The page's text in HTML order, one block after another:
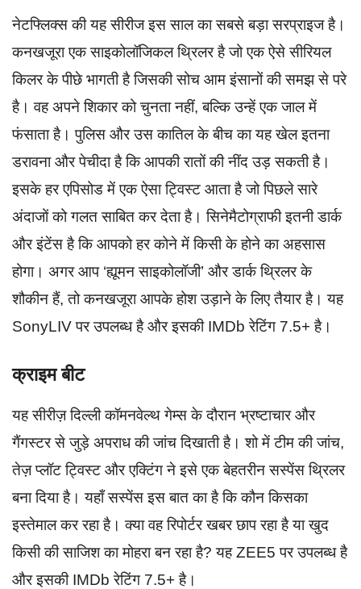
नेटफ्लिक्स की यह सीरीज इस साल का सबसे बड़ा सरप्राइज है।
कनखजूरा एक साइकोलॉजिकल थ्रिलर है जो एक ऐसे सीरियल
किलर के पीछे भागती है जिसकी सोच आम इंसानों की समझ से परे
है। वह अपने शिकार को चुनता नहीं, बल्कि उन्हें एक जाल में
फंसाता है। पुलिस और उस कातिल के बीच का यह खेल इतना
डरावना और पेचीदा है कि आपकी रातों की नींद उड़ सकती है।
इसके हर एपिसोड में एक ऐसा ट्विस्ट आता है जो पिछले सारे
अंदाजों को गलत साबित कर देता है। सिनेमैटोग्राफी इतनी डार्क
और इंटेंस है कि आपको हर कोने में किसी के होने का अहसास
होगा। अगर आप ‘ह्यूमन साइकोलॉजी’ और डार्क थ्रिलर के
शौकीन हैं, तो कनखजूरा आपके होश उड़ाने के लिए तैयार है। यह
SonyLIV पर उपलब्ध है और इसकी IMDb रेटिंग 7.5+ है।
क्राइम बीट
यह सीरीज़ दिल्ली कॉमनवेल्थ गेम्स के दौरान भ्रष्टाचार और
गैंगस्टर से जुड़े अपराध की जांच दिखाती है। शो में टीम की जांच,
तेज़ प्लॉट ट्विस्ट और एक्टिंग ने इसे एक बेहतरीन सस्पेंस थ्रिलर
बना दिया है। यहाँ सस्पेंस इस बात का है कि कौन किसका
इस्तेमाल कर रहा है। क्या वह रिपोर्टर खबर छाप रहा है या खुद
किसी की साजिश का मोहरा बन रहा है? यह ZEE5 पर उपलब्ध है
और इसकी IMDb रेटिंग 7.5+ है।